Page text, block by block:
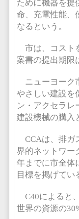
ために機器を提
命、充電性能、
なるという。
市は、コスト
案書の提出期限
ニューヨーク
やさしい建設を
ン・アクセラレ
建設機械の購入
CCAは、排ガ
界的ネットワー
年までに市全体
目標を掲げてい
C40によると
世界の資源の